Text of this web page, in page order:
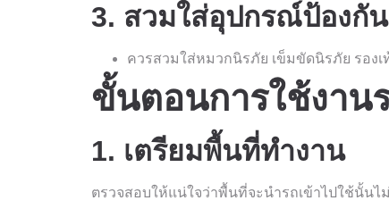
3. สวมใส่อุปกรณ์ป้องกัน
ควรสวมใส่หมวกนิรภัย เข็มขัดนิรภัย รอง
ขั้นตอนการใช้งาน
1. เตรียมพื้นที่ทำงาน
ตรวจสอบให้แน่ใจว่าพื้นที่จะนำรถเข้าไปใช้นั้น